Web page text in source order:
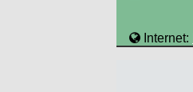
Internet: